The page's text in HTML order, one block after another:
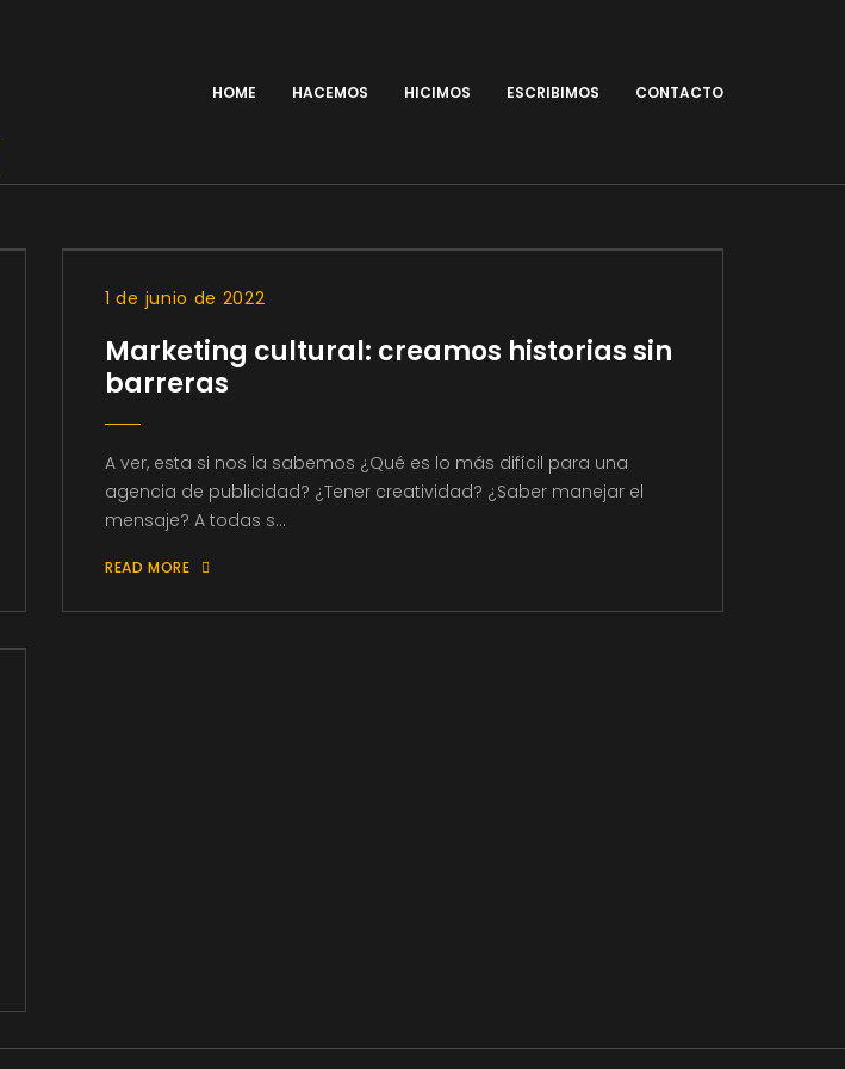
HOME HACEMOS HICIMOS ESCRIBIMOS CONTACTO
1 de junio de 2022
Marketing cultural: creamos historias sin
barreras
A ver, esta si nos la sabemos ¿Qué es lo más difícil para una
agencia de publicidad? ¿Tener creatividad? ¿Saber manejar el
mensaje? A todas s...
READ MORE